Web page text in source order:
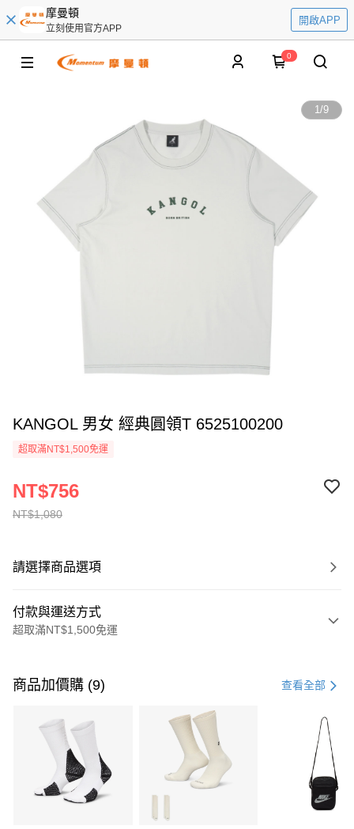
摩曼頓
立刻使用官方APP
開啟APP
0
1/9
KANGOL 男女 經典圓領T 6525100200
超取滿NT$1,500免運
NT$1,080
NT$756
請選擇商品選項
付款與運送方式
超取滿NT$1,500免運
信用卡一次付款
3 期 0 利率 每期 21家銀行
合作金庫商業銀行
第一商業銀行
華南商業銀行
彰化商業銀行
上海商業儲蓄銀行
Apple Pay
商品加價購 (9) 查看全部